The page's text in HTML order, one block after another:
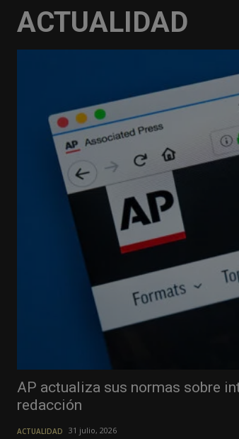
ACTUALIDAD
AP actualiza sus normas sobre
redacción
ACTUALIDAD 31 julio, 2026